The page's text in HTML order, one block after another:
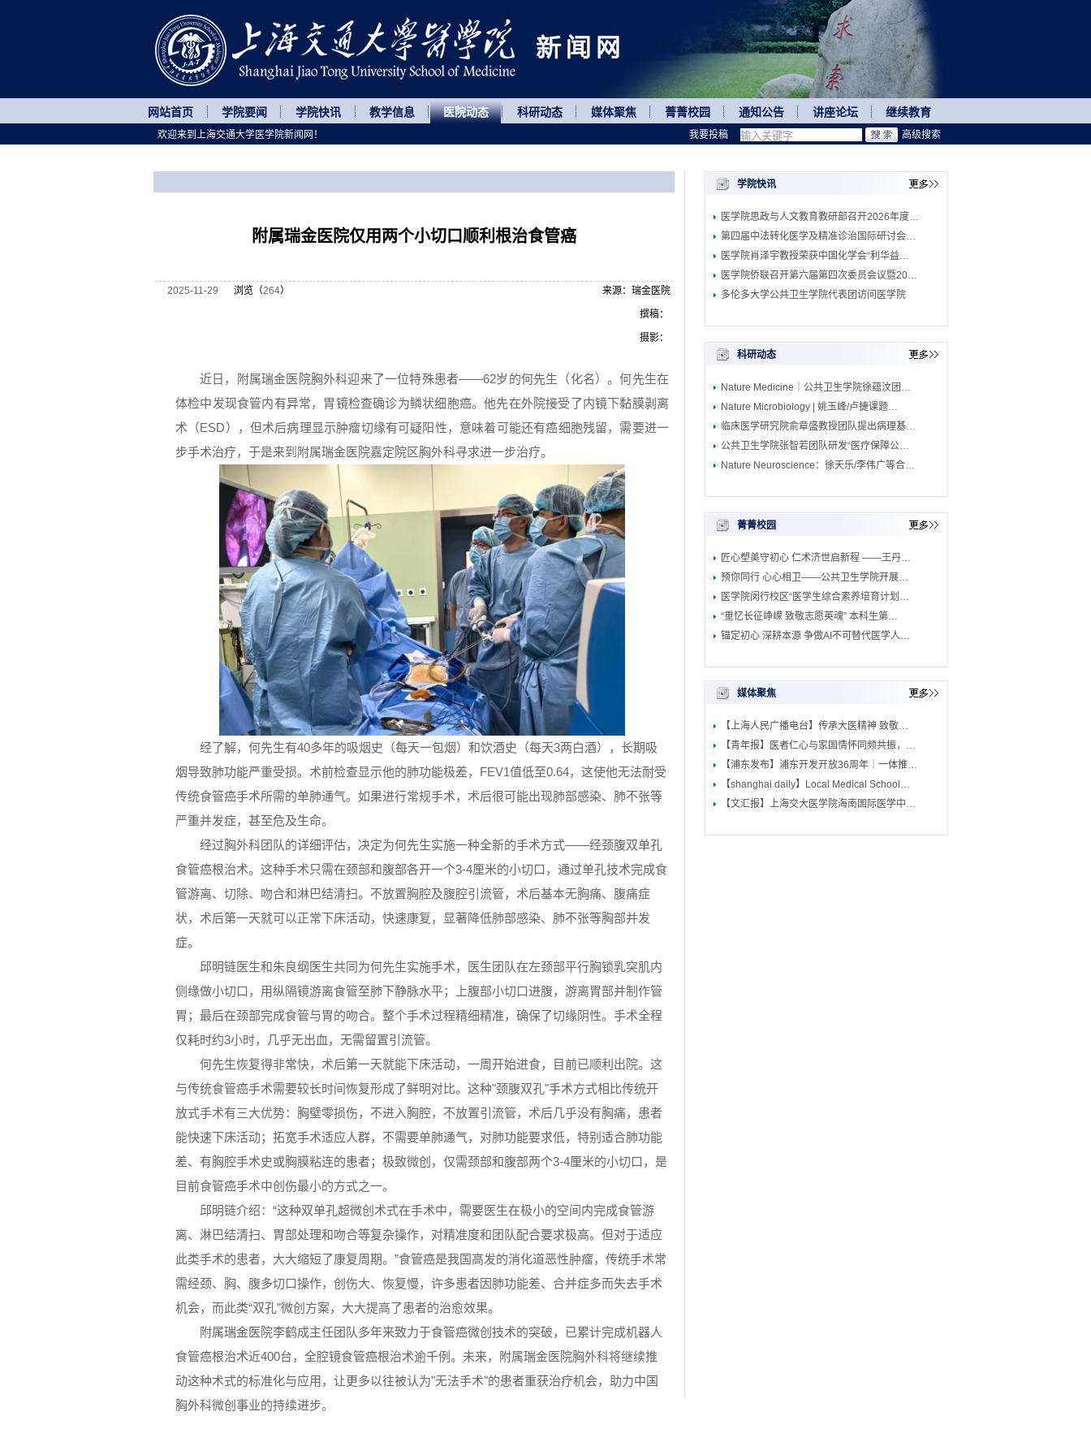
网站首页 学院要闻 学院快讯 教学信息 医院动态 科研动态 媒体聚焦 菁菁校园 通知公告 讲座论坛 继续教育
附属瑞金医院仅用两个小切口顺利根治食管癌
2025-11-29 浏览（264） 来源：瑞金医院
撰稿：
摄影：
近日，附属瑞金医院胸外科迎来了一位特殊患者——62岁的何先生（化名）。何先生在
体检中发现食管内有异常，胃镜检查确诊为鳞状细胞癌。他先在外院接受了内镜下黏膜剥离
术（ESD），但术后病理显示肿瘤切缘有可疑阳性，意味着可能还有癌细胞残留，需要进一
步手术治疗，于是来到附属瑞金医院嘉定院区胸外科寻求进一步治疗。
经了解，何先生有40多年的吸烟史（每天一包烟）和饮酒史（每天3两白酒），长期吸
烟导致肺功能严重受损。术前检查显示他的肺功能极差，FEV1值低至0.64，这使他无法耐受
传统食管癌手术所需的单肺通气。如果进行常规手术，术后很可能出现肺部感染、肺不张等
严重并发症，甚至危及生命。
经过胸外科团队的详细评估，决定为何先生实施一种全新的手术方式——经颈腹双单孔
食管癌根治术。这种手术只需在颈部和腹部各开一个3-4厘米的小切口，通过单孔技术完成食
管游离、切除、吻合和淋巴结清扫。不放置胸腔及腹腔引流管，术后基本无胸痛、腹痛症
状，术后第一天就可以正常下床活动，快速康复，显著降低肺部感染、肺不张等胸部并发
症。
邱明链医生和朱良纲医生共同为何先生实施手术，医生团队在左颈部平行胸锁乳突肌内
侧缘做小切口，用纵隔镜游离食管至肺下静脉水平；上腹部小切口进腹，游离胃部并制作管
胃；最后在颈部完成食管与胃的吻合。整个手术过程精细精准，确保了切缘阴性。手术全程
仅耗时约3小时，几乎无出血，无需留置引流管。
何先生恢复得非常快，术后第一天就能下床活动，一周开始进食，目前已顺利出院。这
与传统食管癌手术需要较长时间恢复形成了鲜明对比。这种"颈腹双孔"手术方式相比传统开
放式手术有三大优势：胸壁零损伤，不进入胸腔，不放置引流管，术后几乎没有胸痛，患者
能快速下床活动；拓宽手术适应人群，不需要单肺通气，对肺功能要求低，特别适合肺功能
差、有胸腔手术史或胸膜粘连的患者；极致微创，仅需颈部和腹部两个3-4厘米的小切口，是
目前食管癌手术中创伤最小的方式之一。
邱明链介绍：“这种双单孔超微创术式在手术中，需要医生在极小的空间内完成食管游
离、淋巴结清扫、胃部处理和吻合等复杂操作，对精准度和团队配合要求极高。但对于适应
此类手术的患者，大大缩短了康复周期。”食管癌是我国高发的消化道恶性肿瘤，传统手术常
需经颈、胸、腹多切口操作，创伤大、恢复慢，许多患者因肺功能差、合并症多而失去手术
机会，而此类“双孔”微创方案，大大提高了患者的治愈效果。
附属瑞金医院李鹤成主任团队多年来致力于食管癌微创技术的突破，已累计完成机器人
食管癌根治术近400台，全腔镜食管癌根治术逾千例。未来，附属瑞金医院胸外科将继续推
动这种术式的标准化与应用，让更多以往被认为"无法手术"的患者重获治疗机会，助力中国
胸外科微创事业的持续进步。
高级搜索
学院快讯
医学院思政与人文教育教研部召开2026年度…
第四届中法转化医学及精准诊治国际研讨会…
医学院肖泽宇教授荣获中国化学会“利华益…
医学院侨联召开第六届第四次委员会议暨20…
多伦多大学公共卫生学院代表团访问医学院
科研动态
Nature Medicine｜公共卫生学院徐蕴汶团…
Nature Microbiology | 姚玉峰/卢捷课题…
临床医学研究院俞章盛教授团队提出病理基…
公共卫生学院张智若团队研发“医疗保障公…
Nature Neuroscience：徐天乐/李伟广等合…
菁菁校园
匠心塑美守初心 仁术济世启新程 ——王丹…
预你同行 心心相卫——公共卫生学院开展…
医学院闵行校区“医学生综合素养培育计划…
“重忆长征峥嵘 致敬志愿英魂” 本科生第…
锚定初心 深耕本源 争做AI不可替代医学人…
媒体聚焦
【上海人民广播电台】传承大医精神 致敬…
【青年报】医者仁心与家国情怀同频共振，…
【浦东发布】浦东开发开放36周年｜一体推…
【shanghai daily】Local Medical School…
【文汇报】上海交大医学院海南国际医学中…
欢迎来到上海交通大学医学院新闻网！ 我要投稿